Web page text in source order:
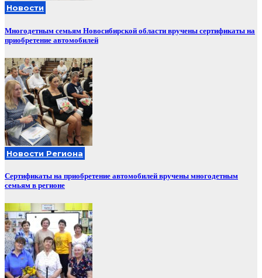
Новости
Многодетным семьям Новосибирской области вручены сертификаты на
приобретение автомобилей
Новости Региона
Сертификаты на приобретение автомобилей вручены многодетным
семьям в регионе